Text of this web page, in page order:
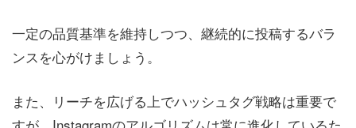
一定の品質基準を維持しつつ、継続的に投稿するバラ
ンスを心がけましょう。
また、リーチを広げる上でハッシュタグ戦略は重要で